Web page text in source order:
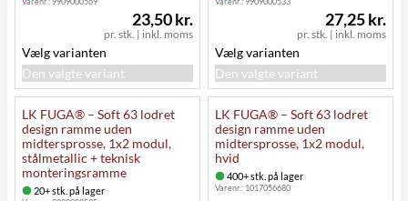
pr. stk. | inkl. moms
23,50 kr.
Vælg varianten
Den valgte variant
pr. stk. | inkl. moms
27,25 kr.
Vælg varianten
Den valgte variant
LK FUGA® – Soft 63 lodret
design ramme uden
midtersprosse, 1x2 modul,
stålmetallic + teknisk
monteringsramme
20+ stk. på lager
LK FUGA® – Soft 63 lodret
design ramme uden
midtersprosse, 1x2 modul,
hvid
400+ stk. på lager
Varenr.: 1017056680